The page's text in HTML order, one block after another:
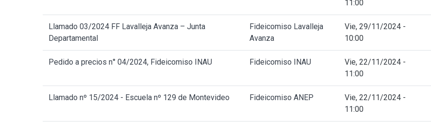
11:00
Llamado 03/2024 FF Lavalleja Avanza – Junta
Departamental
Fideicomiso Lavalleja
Avanza
Vie, 29/11/2024 -
10:00
Pedido a precios n° 04/2024, Fideicomiso INAU Fideicomiso INAU
Vie, 22/11/2024 -
11:00
Llamado nº 15/2024 - Escuela nº 129 de Montevideo Fideicomiso ANEP
Vie, 22/11/2024 -
11:00